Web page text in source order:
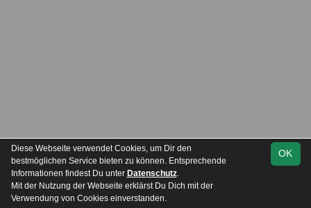
Team
Verbandsliga
Staffel 3
Spielplan
OK
Diese Webseite verwendet Cookies, um Dir den
bestmöglichen Service bieten zu können. Entsprechende
Informationen findest Du unter Datenschutz.
Mit der Nutzung der Webseite erklärst Du Dich mit der
Verwendung von Cookies einverstanden.